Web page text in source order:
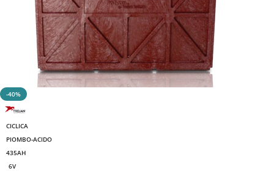
-40%
CICLICA
PIOMBO-ACIDO
435AH
6V